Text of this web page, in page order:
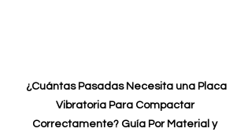
¿Cuántas Pasadas Necesita una Placa
Vibratoria Para Compactar
Correctamente? Guía Por Material y